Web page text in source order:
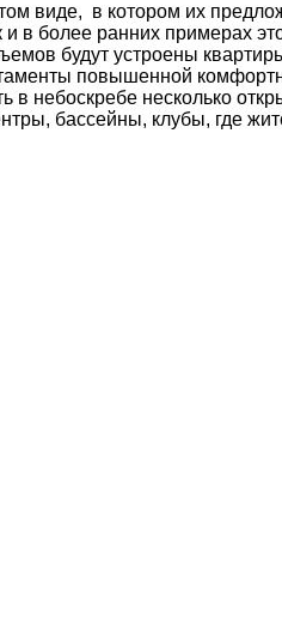
виде, в котором их
в более ранних примерах
будут устроены
повышенной
небоскребе несколько
бассейны, клубы, где